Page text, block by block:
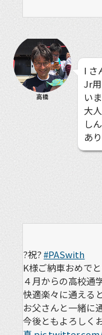
高橋
I さ
Jr
い
大
し
あ
?祝?#PASwith
K様ご納車おめで
４月からの高校通
快適楽々に通える
お父さんと一緒に
今後ともよろしく